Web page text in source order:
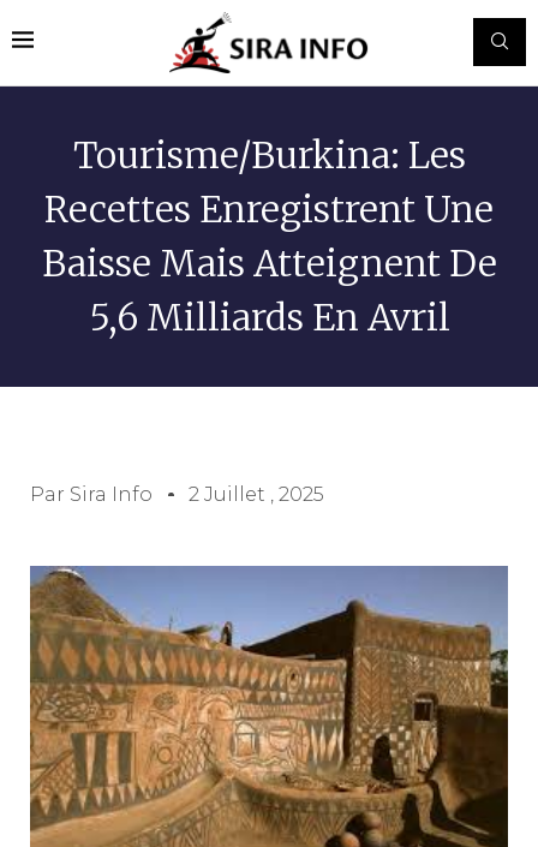
Tourisme/Burkina: Les
Recettes Enregistrent Une
Baisse Mais Atteignent De
5,6 Milliards En Avril
Par Sira Info 2 Juillet , 2025